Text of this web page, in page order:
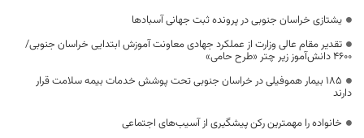
یشتازی خراسان جنوبی در پرونده ثبت جهانی آسبادها
تقدیر مقام عالی وزارت از عملکرد جهادی معاونت آموزش ابتدایی خراسان جنوبی/
۴۶۰۰ دانش‌آموز زیر چتر «طرح حامی»
۱۸۵ بیمار هموفیلی در خراسان جنوبی تحت پوشش خدمات بیمه سلامت قرار
دارند
خانواده را مهمترین رکن پیشگیری از آسیب‌های اجتماعی